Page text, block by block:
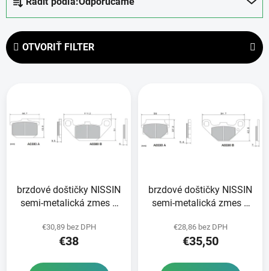
e
n
r
o
d
OTVORIŤ FILTER
p
s
brzdové doštičky NISSIN
semi-metalická zmes 2
€30,89 bez DPH
€38
brzdové doštičky NISSIN
semi-metalická zmes 2
€28,86 bez DPH
€35,50